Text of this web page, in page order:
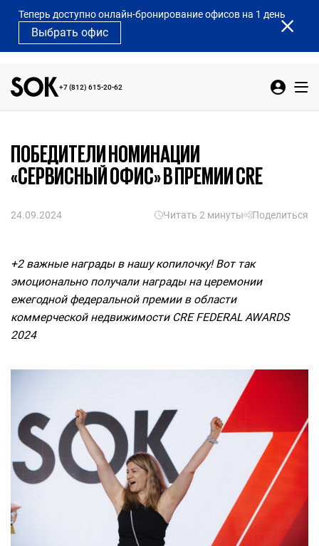
Теперь доступно онлайн-бронирование офисов на 1 день
Выбрать офис
+7 (812) 615-20-62
ПОБЕДИТЕЛИ НОМИНАЦИИ
«СЕРВИСНЫЙ ОФИС» В ПРЕМИИ CRE
24.09.2024 Читать 2 минуты Поделиться
+2 важные награды в нашу копилочку! Вот так
эмоционально получали награды на церемонии
ежегодной федеральной премии в области
коммерческой недвижимости CRE FEDERAL AWARDS
2024